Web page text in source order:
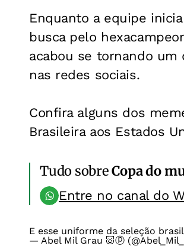
Enquanto a equipe
busca pelo
acabou se tornando
nas redes sociais.
Confira alguns dos
Brasileira aos Estados
Tudo sobreCopa do
Entre no canal do
E esse uniforme da seleção
— Abel Mil Grau 🐷ⓟ